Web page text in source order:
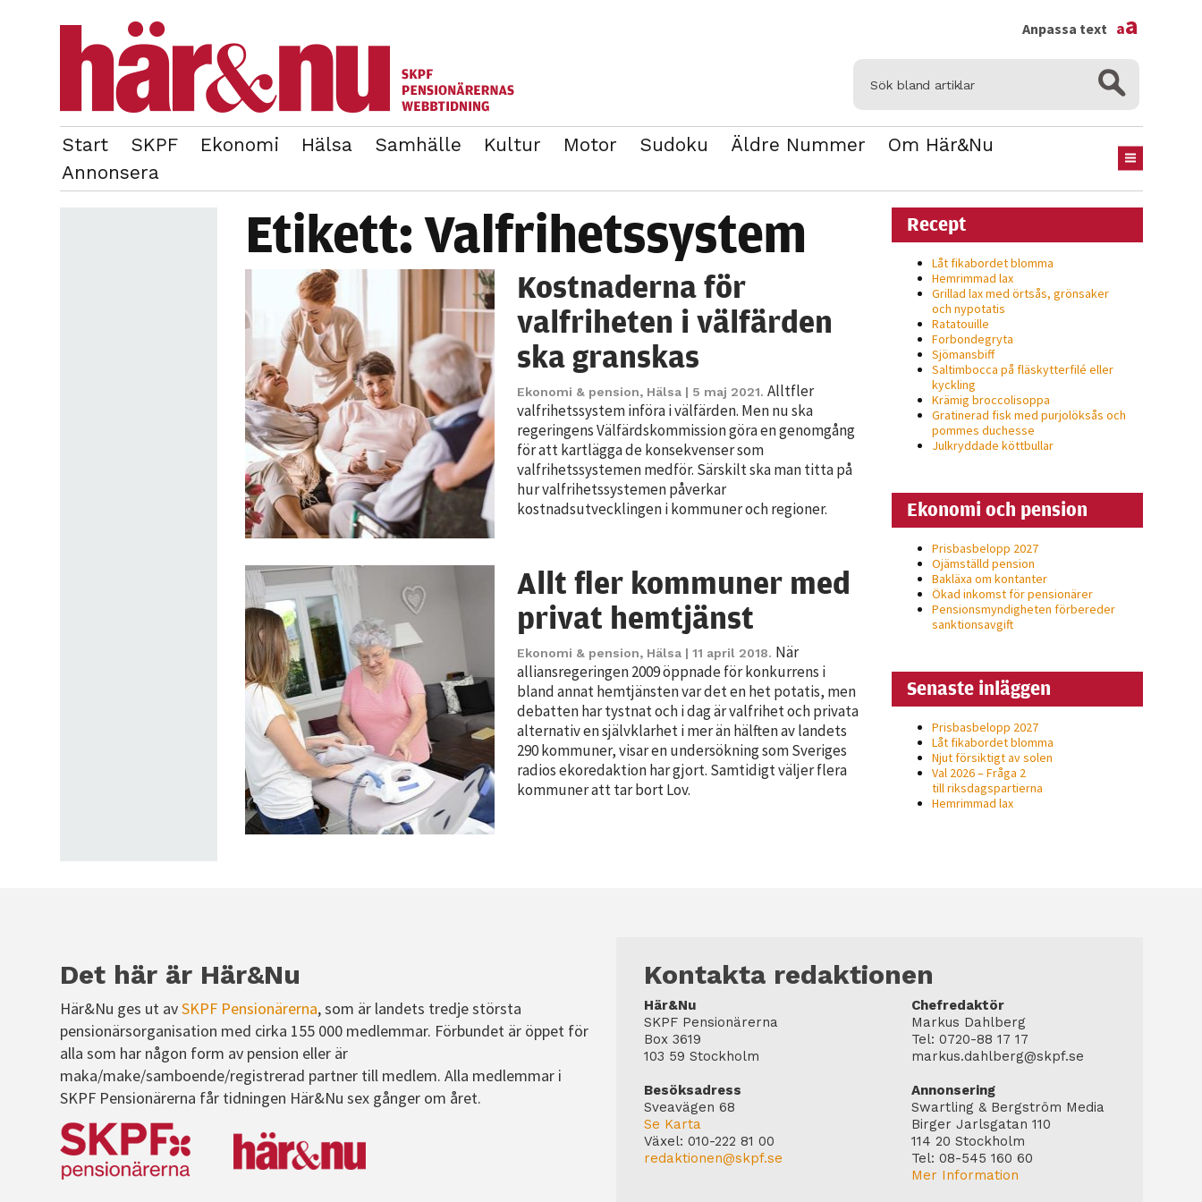
Start SKPF Ekonomi Hälsa Samhälle Kultur Motor Sudoku Äldre Nummer
Om Här&Nu
Annonsera
OM REDAKTIONEN
Anpassa text aa
Etikett:Valfrihetssystem
Kostnaderna för
valfriheten i välfärden
ska granskas
Ekonomi & pension, Hälsa | 5 maj 2021.Alltfler
valfrihetssystem införa i välfärden. Men nu ska
regeringens Välfärdskommission göra en genomgång
för att kartlägga de konsekvenser som
valfrihetssystemen medför. Särskilt ska man titta på
hur valfrihetssystemen påverkar
kostnadsutvecklingen i kommuner och regioner.
Allt fler kommuner med
privat hemtjänst
Ekonomi & pension, Hälsa | 11 april 2018. När
alliansregeringen 2009 öppnade för konkurrens i
bland annat hemtjänsten var det en het potatis, men
debatten har tystnat och i dag är valfrihet och privata
alternativ en självklarhet i mer än hälften av landets
290 kommuner, visar en undersökning som Sveriges
radios ekoredaktion har gjort. Samtidigt väljer flera
kommuner att tar bort Lov.
Recept
Låt fikabordet blomma
Hemrimmad lax
Grillad lax med örtsås, grönsaker
och nypotatis
Ratatouille
Forbondegryta
Sjömansbiff
Saltimbocca på fläsk­ytterfilé eller
kyckling
Krämig broccolisoppa
Gratinerad fisk med purjolöksås och
pommes duchesse
Julkryddade köttbullar
Ekonomi och pension
Prisbasbelopp 2027
Ojämställd pension
Bakläxa om kontanter
Ökad inkomst för pensionärer
Pensionsmyndigheten förbereder
sanktionsavgift
Senaste inläggen
Prisbasbelopp 2027
Låt fikabordet blomma
Njut försiktigt av solen
Val 2026 – Fråga 2
till riksdagspartierna
Hemrimmad lax
Det här är Här&Nu
Här&Nu ges ut avSKPF Pensionärerna, som är landets tredje största
pensionärsorganisation med cirka 155 000 medlemmar. Förbundet är öppet för
alla som har någon form av pension eller är
maka/make/samboende/registrerad partner till medlem. Alla medlemmar i
SKPF Pensionärerna får tidningen Här&Nu sex gånger om året.
Kontakta redaktionen
Här&Nu
SKPF Pensionärerna
Box 3619
103 59 Stockholm
Besöksadress
Sveavägen 68
Se Karta
Växel: 010-222 81 00
redaktionen@skpf.se
Chefredaktör
Markus Dahlberg
Tel: 0720-88 17 17
markus.dahlberg@skpf.se
Annonsering
Swartling & Bergström Media
Birger Jarlsgatan 110
114 20 Stockholm
Tel: 08-545 160 60
Mer Information
Nödvändiga
Dessa kakor
går inte att
välja bort. De
behövs för
att hemsidan
över huvud
taget ska
fungera.
uppbyggnad,
hur hemsidan
används.
Upplevelse
För att vår
hemsida ska
prestera så